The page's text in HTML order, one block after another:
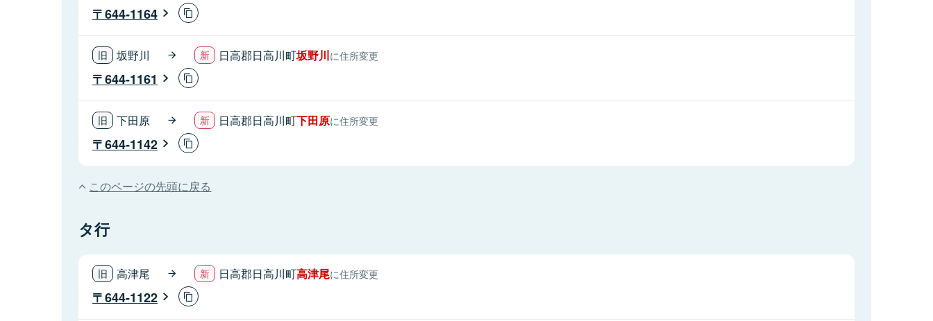
644-1164
坂野川 日高郡日高川町坂野川に住所変更
644-1161
下田原 日高郡日高川町下田原に住所変更
644-1142
このページの先頭に戻る
タ行
高津尾 日高郡日高川町高津尾に住所変更
644-1122